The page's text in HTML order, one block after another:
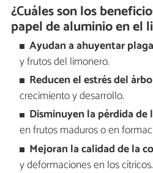
¿Cuáles son los
papel de aluminio en el
Ayudan a ahuyentar
y frutos del limonero.
Reducen el estrés del
crecimiento y desarrollo.
Disminuyen la pérdida de
en frutos maduros o en
Mejoran la calidad de la
y deformaciones en los cítricos.